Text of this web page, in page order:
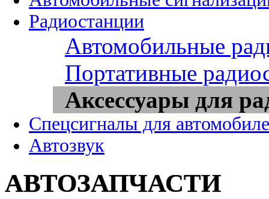
Радиостанции
Автомобильные
Портативные
Аксессуары для
Спецсигналы для
Автозвук
АВТОЗАПЧАСТИ